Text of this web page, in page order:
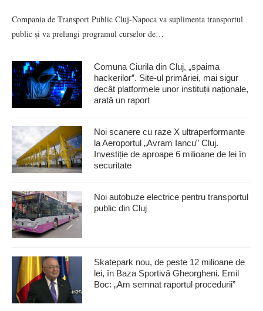
Compania de Transport Public Cluj-Napoca va suplimenta transportul
public și va prelungi programul curselor de…
Comuna Ciurila din Cluj, „spaima
hackerilor”. Site-ul primăriei, mai sigur
decât platformele unor instituții naționale,
arată un raport
Noi scanere cu raze X ultraperformante
la Aeroportul „Avram Iancu” Cluj.
Investiție de aproape 6 milioane de lei în
securitate
Noi autobuze electrice pentru transportul
public din Cluj
Skatepark nou, de peste 12 milioane de
lei, în Baza Sportivă Gheorgheni. Emil
Boc: „Am semnat raportul procedurii”